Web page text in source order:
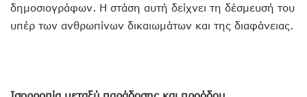
δημοσιογράφων. Η στάση αυτή δείχνει τη δέσμευσή του
υπέρ των ανθρωπίνων δικαιωμάτων και της διαφάνειας.